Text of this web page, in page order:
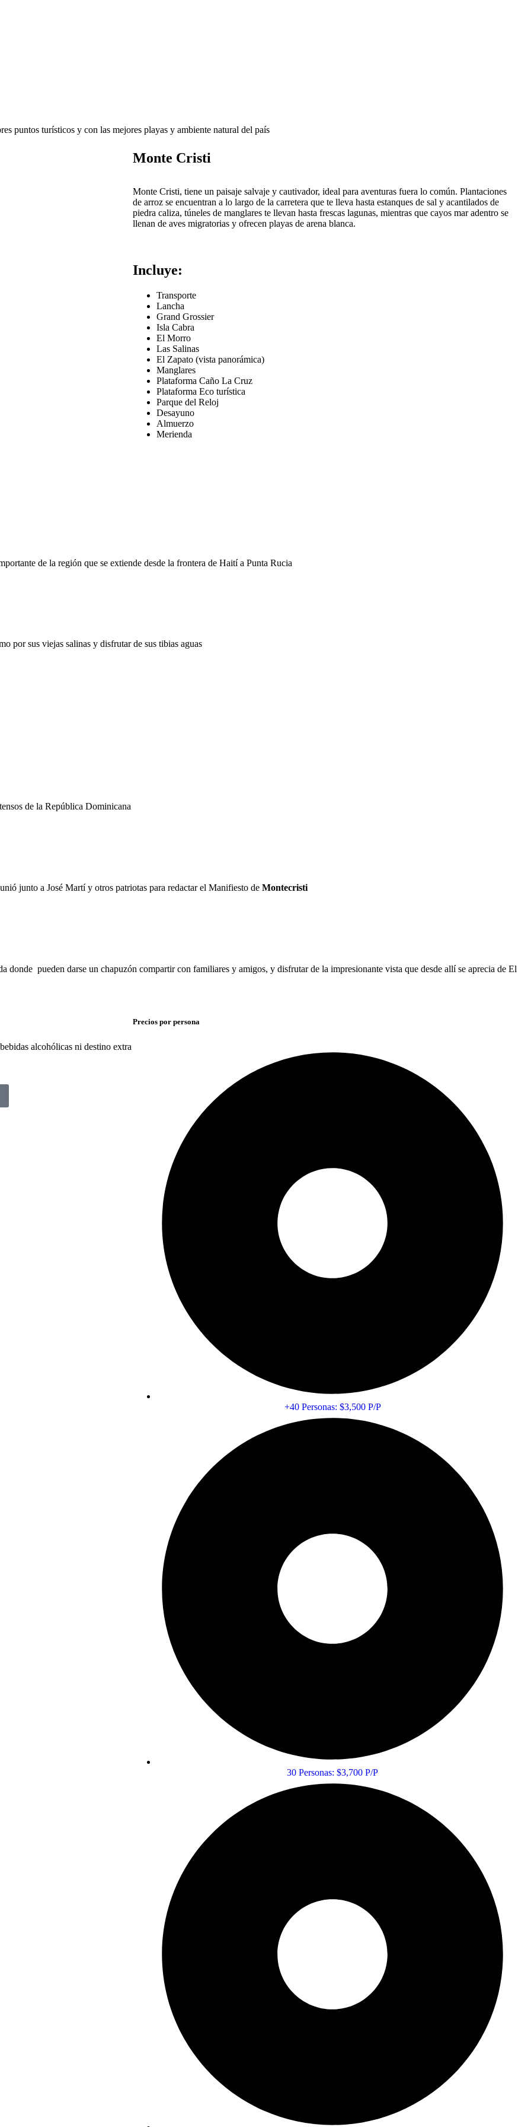
puntos turísticos y con las mejores playas y ambiente natural del país
Monte Cristi
Monte Cristi, tiene un paisaje salvaje y cautivador, ideal para aventuras fuera lo común. Plantaciones
de arroz se encuentran a lo largo de la carretera que te lleva hasta estanques de sal y acantilados de
piedra caliza, túneles de manglares te llevan hasta frescas lagunas, mientras que cayos mar adentro se
llenan de aves migratorias y ofrecen playas de arena blanca.
Incluye:
Transporte
Lancha
Grand Grossier
Isla Cabra
El Morro
Las Salinas
El Zapato (vista panorámica)
Manglares
Plataforma Caño La Cruz
Plataforma Eco turística
Parque del Reloj
Desayuno
Almuerzo
Merienda
de la región que se extiende desde la frontera de Haití a Punta Rucia
por sus viejas salinas y disfrutar de sus tibias aguas
de la República Dominicana
junto a José Martí y otros patriotas para redactar el Manifiesto de Montecristi
donde pueden darse un chapuzón compartir con familiares y amigos, y disfrutar de la impresionante vista que desde allí se aprecia de El
alcohólicas ni destino extra
Precios por persona
+40 Personas: $3,500 P/P
30 Personas: $3,700 P/P